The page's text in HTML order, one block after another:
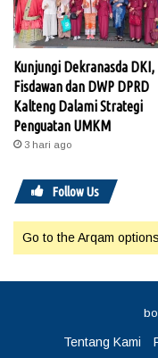
Kunjungi Dekranasda DKI,
Fisdawan dan DWP DPRD
Kalteng Dalami Strategi
Penguatan UMKM
3 hari ago
Follow Us
Go to the Arqam
Tentang Kami